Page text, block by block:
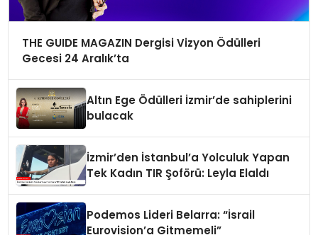
THE GUIDE MAGAZIN Dergisi Vizyon Ödülleri
Gecesi 24 Aralık’ta
Altın Ege Ödülleri İzmir’de sahiplerini
bulacak
İzmir’den İstanbul’a Yolculuk Yapan
Tek Kadın TIR Şoförü: Leyla Elaldı
Podemos Lideri Belarra: “İsrail
Eurovision’a Gitmemeli”